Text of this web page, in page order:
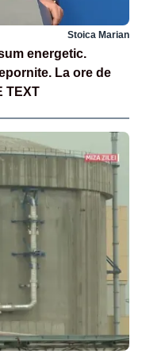
Stoica Marian
energetic.
La ore de
TEXT